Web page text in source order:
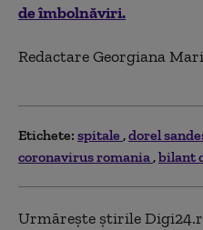
de îmbolnăviri.
Redactare Georgiana
Etichete: spitale dorel
coronavirus romania bilant
Urmărește știrile